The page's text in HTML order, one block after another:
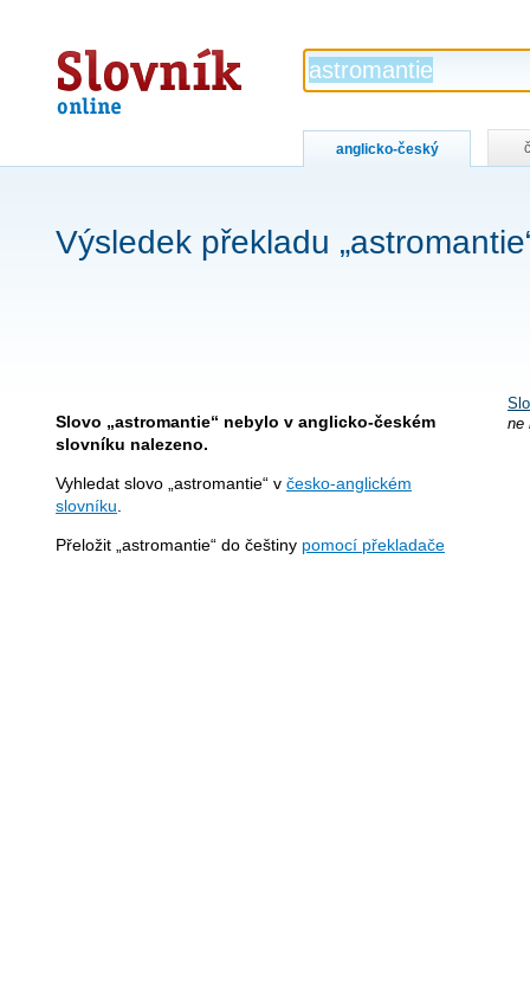
Slovník
online
anglicko-český
Výsledek překladu
ne
Slovo „astromantie“ nebylo v anglicko-českém
slovníku nalezeno.
Vyhledat slovo „astromantie“ v česko-anglickém
slovníku
Přeložit „astromantie“ do češtiny pomocí překladače